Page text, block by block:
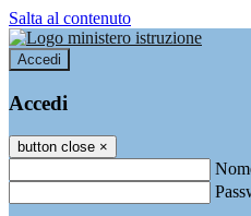
Salta al contenuto
Accedi
Accedi
button close ×